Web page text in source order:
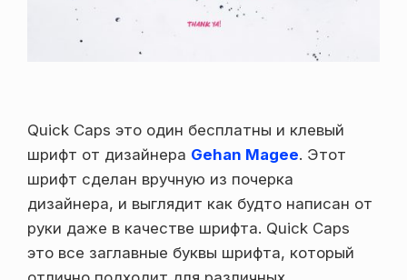
Quick Caps это один бесплатны и клевый
шрифт от дизайнера Gehan Magee. Этот
шрифт сделан вручную из почерка
дизайнера, и выглядит как будто написан от
руки даже в качестве шрифта. Quick Caps
это все заглавные буквы шрифта, который